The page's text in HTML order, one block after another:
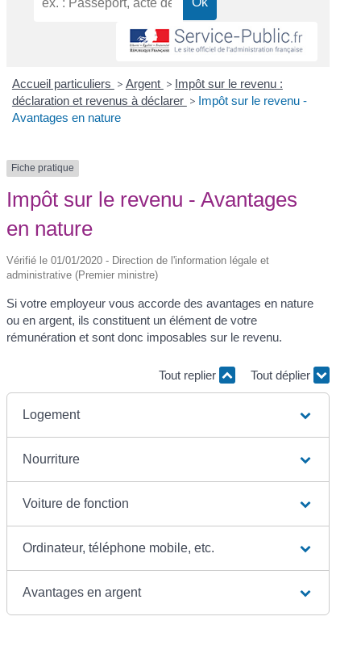
Accueil particuliers > Argent > Impôt sur le revenu :
déclaration et revenus à déclarer > Impôt sur le revenu -
Avantages en nature
Fiche pratique
Impôt sur le revenu - Avantages
en nature
Vérifié le 01/01/2020 - Direction de l'information légale et
administrative (Premier ministre)
Si votre employeur vous accorde des avantages en nature
ou en argent, ils constituent un élément de votre
rémunération et sont donc imposables sur le revenu.
Tout replier Tout déplier
Logement
Nourriture
Voiture de fonction
Ordinateur, téléphone mobile, etc.
Avantages en argent